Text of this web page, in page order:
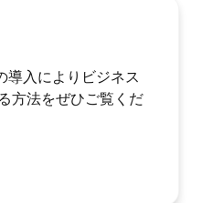
導入によりビジネス
方法をぜひご覧くだ